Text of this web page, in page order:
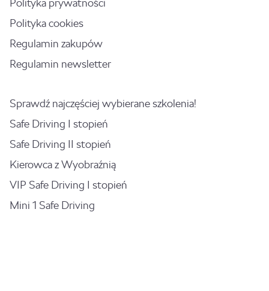
Polityka prywatności
Polityka cookies
Regulamin zakupów
Regulamin newsletter
Sprawdź najczęściej wybierane szkolenia!
Safe Driving I stopień
Safe Driving II stopień
Kierowca z Wyobraźnią
VIP Safe Driving I stopień
Mini 1 Safe Driving